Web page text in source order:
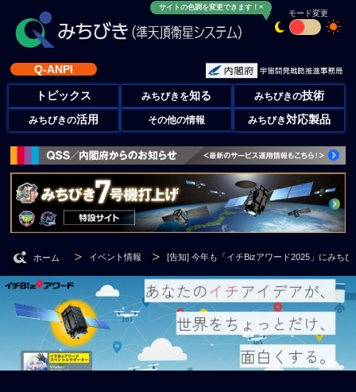
サイトの色調を変更できます！×
モード変更
Q-ANPI
トピックス みちびきを知る みちびきの技術
みちびきの活用 その他の情報 みちびき対応製品
ホーム イベント情報 [告知] 今年も「イチBizアワード2025」にみちび